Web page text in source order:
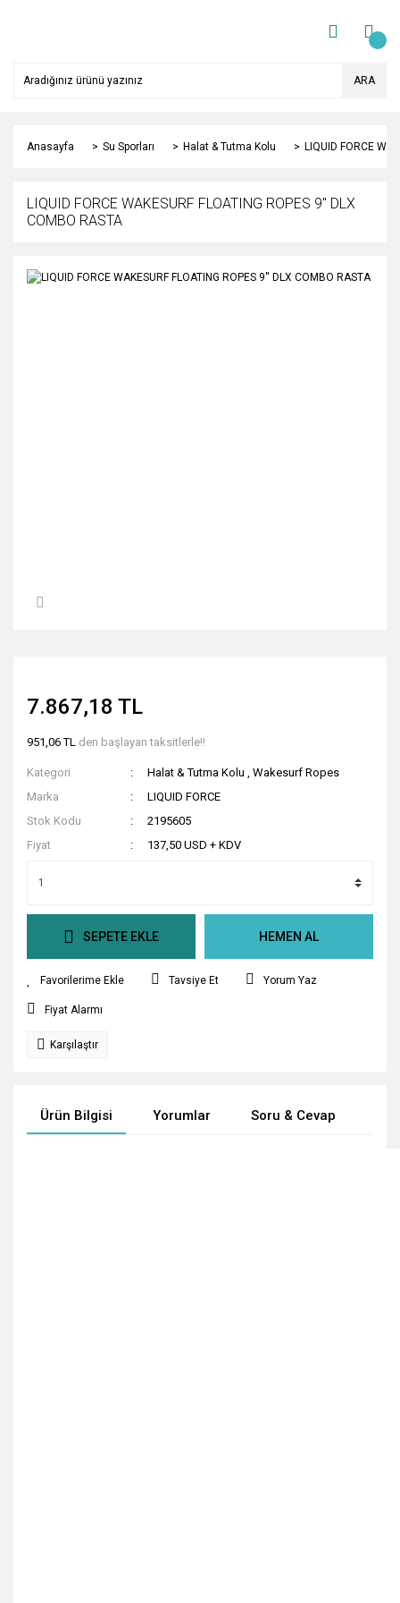
ARA
Anasayfa Su Sporları Halat & Tutma Kolu LIQUID FORCE
LIQUID FORCE WAKESURF FLOATING ROPES 9'' DLX
COMBO RASTA
7.867,18 TL
951,06 TL den başlayan taksitlerle!!
Kategori Halat & Tutma Kolu ,Wakesurf Ropes
Marka
LIQUID FORCE
Stok Kodu
2195605
Fiyat
137,50 USD + KDV
SEPETE EKLE HEMEN AL
Tavsiye Et Yorum Yaz
Fiyat Alarmı
Karşılaştır
Ürün Bilgisi Yorumlar Soru & Cevap